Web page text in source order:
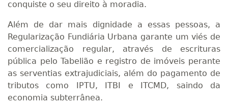
conquiste o seu direito à moradia.
Além de dar mais dignidade a essas pessoas, a
Regularização Fundiária Urbana garante um viés de
comercialização regular, através de escrituras
pública pelo Tabelião e registro de imóveis perante
as serventias extrajudiciais, além do pagamento de
tributos como IPTU, ITBI e ITCMD, saindo da
economia subterrânea.